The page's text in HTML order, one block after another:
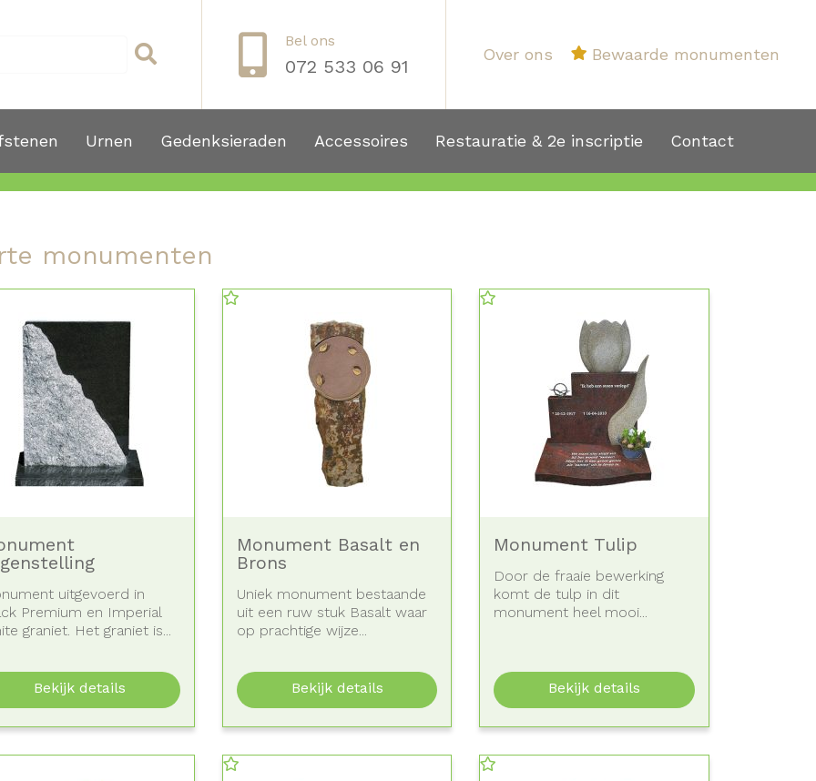
Bel ons
072 533 06 91
Over ons Bewaarde monumenten
Urnen Gedenksieraden Accessoires Restauratie & 2e inscriptie Contact
monumenten
uitgevoerd in
Premium en Imperial
graniet. Het graniet is...
Bekijk details
Monument Basalt en
Brons
Uniek monument bestaande
uit een ruw stuk Basalt waar
op prachtige wijze...
Bekijk details
Monument Tulip
Door de fraaie bewerking
komt de tulp in dit
monument heel mooi...
Bekijk details